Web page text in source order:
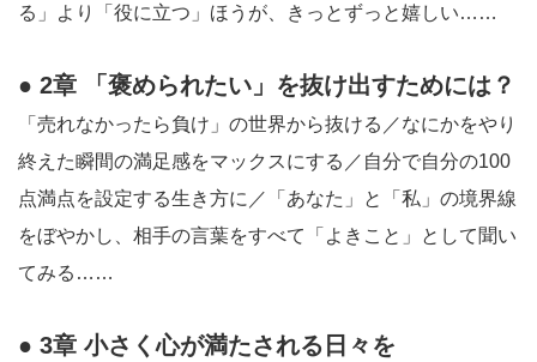
る」より「役に立つ」ほうが、きっとずっと嬉しい……
● 2章 「褒められたい」を抜け出すためには？
「売れなかったら負け」の世界から抜ける／なにかをやり
終えた瞬間の満足感をマックスにする／自分で自分の100
点満点を設定する生き方に／「あなた」と「私」の境界線
をぼやかし、相手の言葉をすべて「よきこと」として聞い
てみる……
● 3章 小さく心が満たされる日々を